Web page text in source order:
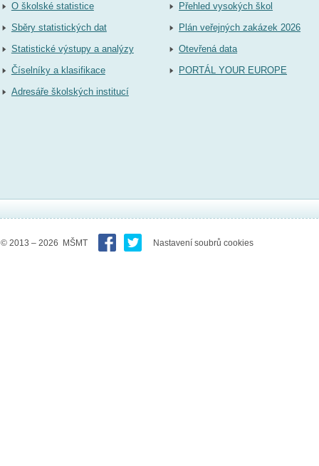
O školské statistice
Sběry statistických dat
Statistické výstupy a analýzy
Číselníky a klasifikace
Adresáře školských institucí
Přehled vysokých škol
Plán veřejných zakázek 2026
Otevřená data
PORTÁL YOUR EUROPE
© 2013 – 2026 MŠMT Nastavení soubrů cookies